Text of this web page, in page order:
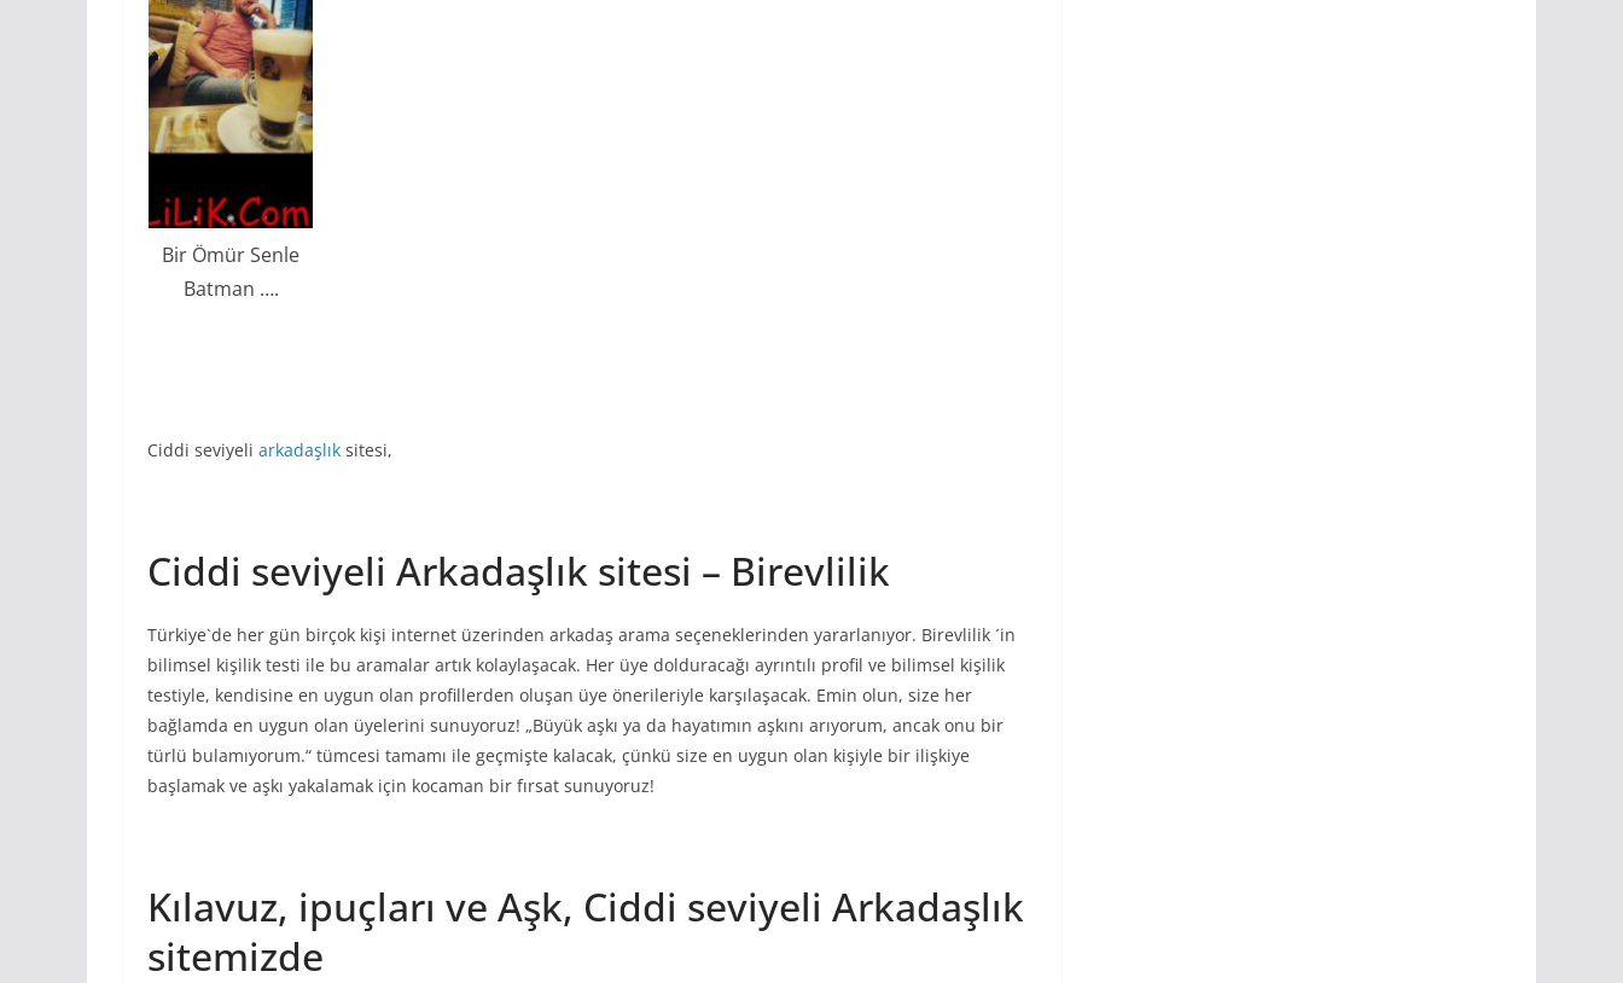
Bir Ömür Senle
Batman ….
Ciddi seviyeli arkadaşlık sitesi,
Ciddi seviyeli Arkadaşlık sitesi – Birevlilik
Türkiye`de her gün birçok kişi internet üzerinden arkadaş arama seçeneklerinden yararlanıyor. Birevlilik ´in
bilimsel kişilik testi ile bu aramalar artık kolaylaşacak. Her üye dolduracağı ayrıntılı profil ve bilimsel kişilik
testiyle, kendisine en uygun olan profillerden oluşan üye önerileriyle karşılaşacak. Emin olun, size her
bağlamda en uygun olan üyelerini sunuyoruz! „Büyük aşkı ya da hayatımın aşkını arıyorum, ancak onu bir
türlü bulamıyorum.“ tümcesi tamamı ile geçmişte kalacak, çünkü size en uygun olan kişiyle bir ilişkiye
başlamak ve aşkı yakalamak için kocaman bir fırsat sunuyoruz!
Kılavuz, ipuçları ve Aşk, Ciddi seviyeli Arkadaşlık
sitemizde